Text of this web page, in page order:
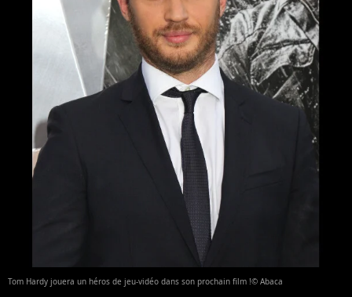
Tom Hardy jouera un héros de jeu-vidéo dans son prochain film !© Abaca